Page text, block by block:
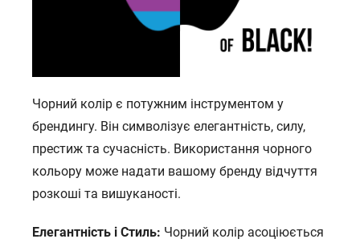
Чорний колір є потужним інструментом у
брендингу. Він символізує елегантність, силу,
престиж та сучасність. Використання чорного
кольору може надати вашому бренду відчуття
розкоші та вишуканості.
Елегантність і Стиль: Чорний колір асоціюється